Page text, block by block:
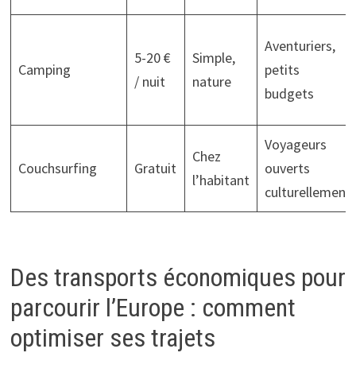
Camping
5-20 €
/ nuit
Simple,
nature
Aventuriers,
petits
budgets
Couchsurfing Gratuit
Chez
l’habitant
Voyageurs
ouverts
culturellement
Des transports économiques pour
parcourir l’Europe : comment
optimiser ses trajets